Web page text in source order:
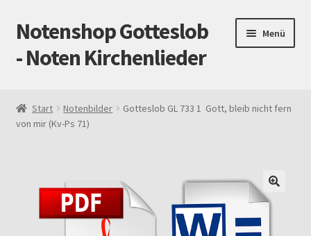
Zur
Navigation
springen
Zum
Inhalt
springen
Notenshop Gotteslob
- Noten Kirchenlieder
Menü
AGB
Cookie-Richtlinie (EU)
Start Notenbilder
Gotteslob GL 733 1 Gott, bleib nicht fern
von mir (Kv-Ps 71)